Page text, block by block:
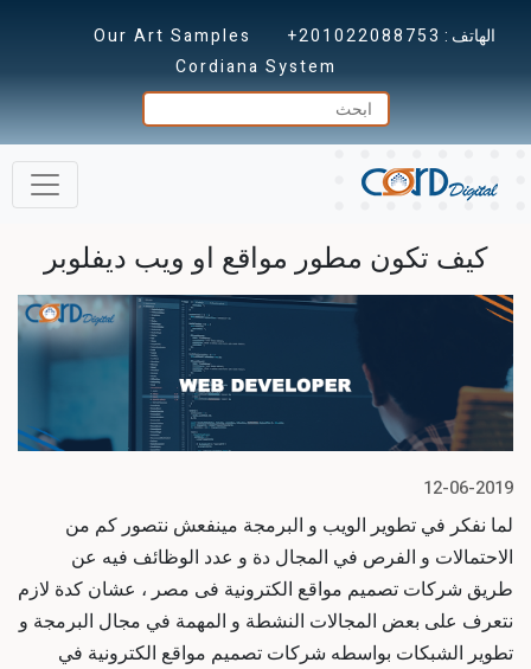
الهاتف : +201022088753
Our Art Samples
Cordiana System
كيف تكون مطور مواقع او ويب ديفلوبر
12-06-2019
لما نفكر في تطوير الويب و البرمجة مينفعش نتصور كم من
الاحتمالات و الفرص في المجال دة و عدد الوظائف فيه عن
طريق شركات تصميم مواقع الكترونية فى مصر ، عشان كدة لازم
نتعرف على بعض المجالات النشطة و المهمة في مجال البرمجة و
تطوير الشبكات بواسطه شركات تصميم مواقع الكترونية في